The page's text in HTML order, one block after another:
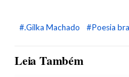
#.Gilka Machado #Poesia
Leia Também